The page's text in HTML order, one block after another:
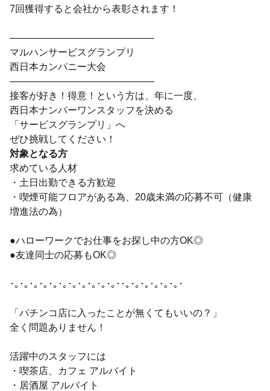
7回獲得すると会社から表彰されます！
―――――――――――――――
マルハンサービスグランプリ
西日本カンパニー大会
―――――――――――――――
接客が好き！得意！という方は、年に一度、
西日本ナンバーワンスタッフを決める
「サービスグランプリ」へ
ぜひ挑戦してください！
対象となる方
求めている人材
・土日出勤できる方歓迎
・喫煙可能フロアがある為、20歳未満の応募不可（健康
増進法の為）
●ハローワークでお仕事をお探し中の方OK◎
●友達同士の応募もOK◎
･｡･｡･｡･｡･｡･｡･｡･｡･｡･｡･｡･･｡･｡･｡･｡･｡･｡･
「パチンコ店に入ったことが無くてもいいの？」
全く問題ありません！
活躍中のスタッフには
・喫茶店、カフェ アルバイト
・居酒屋 アルバイト